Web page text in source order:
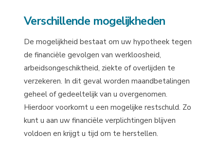
Verschillende mogelijkheden
De mogelijkheid bestaat om uw hypotheek tegen
de financiële gevolgen van werkloosheid,
arbeidsongeschiktheid, ziekte of overlijden te
verzekeren. In dit geval worden maandbetalingen
geheel of gedeeltelijk van u overgenomen.
Hierdoor voorkomt u een mogelijke restschuld. Zo
kunt u aan uw financiële verplichtingen blijven
voldoen en krijgt u tijd om te herstellen.